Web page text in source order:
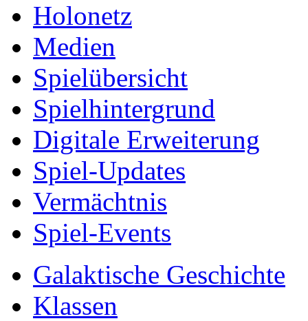
Holonetz
Medien
Spielübersicht
Spielhintergrund
Digitale Erweiterung
Spiel-Updates
Vermächtnis
Spiel-Events
Galaktische Geschichte
Klassen